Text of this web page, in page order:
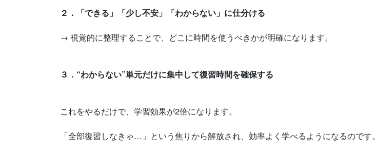
２．「できる」「少し不安」「わからない」に仕分ける
→ 視覚的に整理することで、どこに時間を使うべきかが明確になります。
３．“わからない”単元だけに集中して復習時間を確保する
これをやるだけで、学習効果が2倍になります。
「全部復習しなきゃ…」という焦りから解放され、効率よく学べるようになるのです。